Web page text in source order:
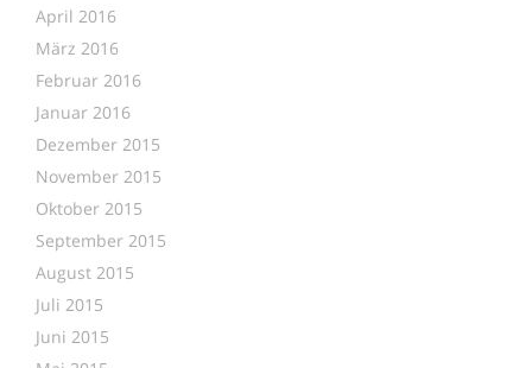
April 2016
März 2016
Februar 2016
Januar 2016
Dezember 2015
November 2015
Oktober 2015
September 2015
August 2015
Juli 2015
Juni 2015